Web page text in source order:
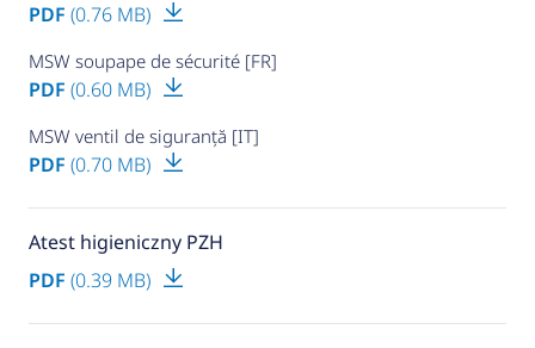
PDF (0.76 MB)
MSW soupape de sécurité [FR]
PDF (0.60 MB)
MSW ventil de siguranță [IT]
PDF (0.70 MB)
Atest higieniczny PZH
PDF (0.39 MB)